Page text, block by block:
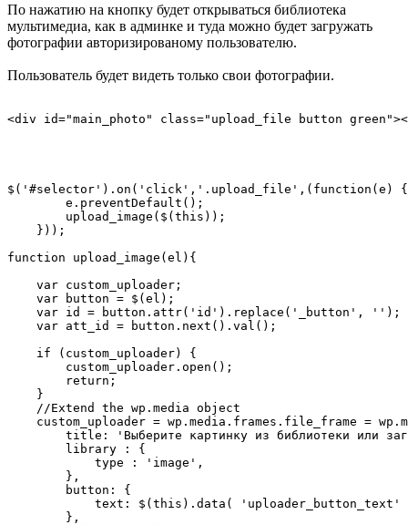
По нажатию на кнопку будет открываться библиотека
мультимедиа, как в админке и туда можно будет загружать
фотографии авторизированому пользователю.
Пользователь будет видеть только свои фотографии.
<div id="main_photo" class="upload_file button
$('#selector').on('click','.upload_file',(function(e) {
        e.preventDefault();
        upload_image($(this));
    }));
function upload_image(el){
    var custom_uploader;
    var button = $(el);
    var id = button.attr('id').replace('_button', '');
    var att_id = button.next().val();
    if (custom_uploader) {
        custom_uploader.open();
        return;
    }
    //Extend the wp.media object
custom_uploader = wp.media.frames.file_frame =
title: 'Выберите картинку из библиотеки или
        library : {
            type : 'image',
        },
        button: {
text: $(this).data( 'uploader_button_text'
        },